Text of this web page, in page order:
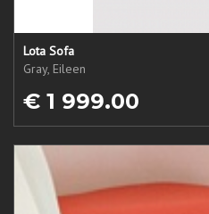
Lota Sofa
Gray, Eileen
€ 1 999.00